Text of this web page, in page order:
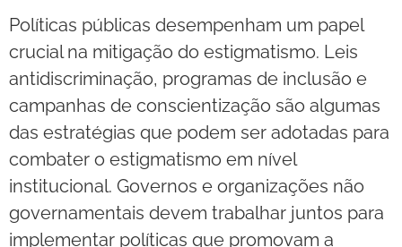
Políticas públicas desempenham um papel
crucial na mitigação do estigmatismo. Leis
antidiscriminação, programas de inclusão e
campanhas de conscientização são algumas
das estratégias que podem ser adotadas para
combater o estigmatismo em nível
institucional. Governos e organizações não
governamentais devem trabalhar juntos para
implementar políticas que promovam a